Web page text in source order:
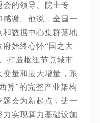
会的领导、院士专
感谢。他说，全国一
和数据中心集群落地
始终心怀“国之大
打造枢纽节点城市
量和最大增量，系
算”的完整产业架构
会为新起点，进一
力实现算力基础设施